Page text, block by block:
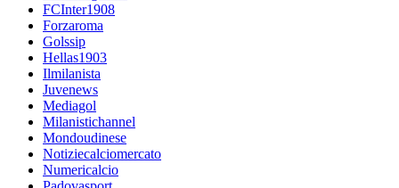
FCInter1908
Forzaroma
Golssip
Hellas1903
Ilmilanista
Juvenews
Mediagol
Milanistichannel
Mondoudinese
Notiziecalciomercato
Numericalcio